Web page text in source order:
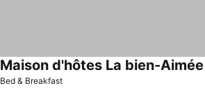
Bed & Breakfast
Maison d'hôtes La bien-Aimée